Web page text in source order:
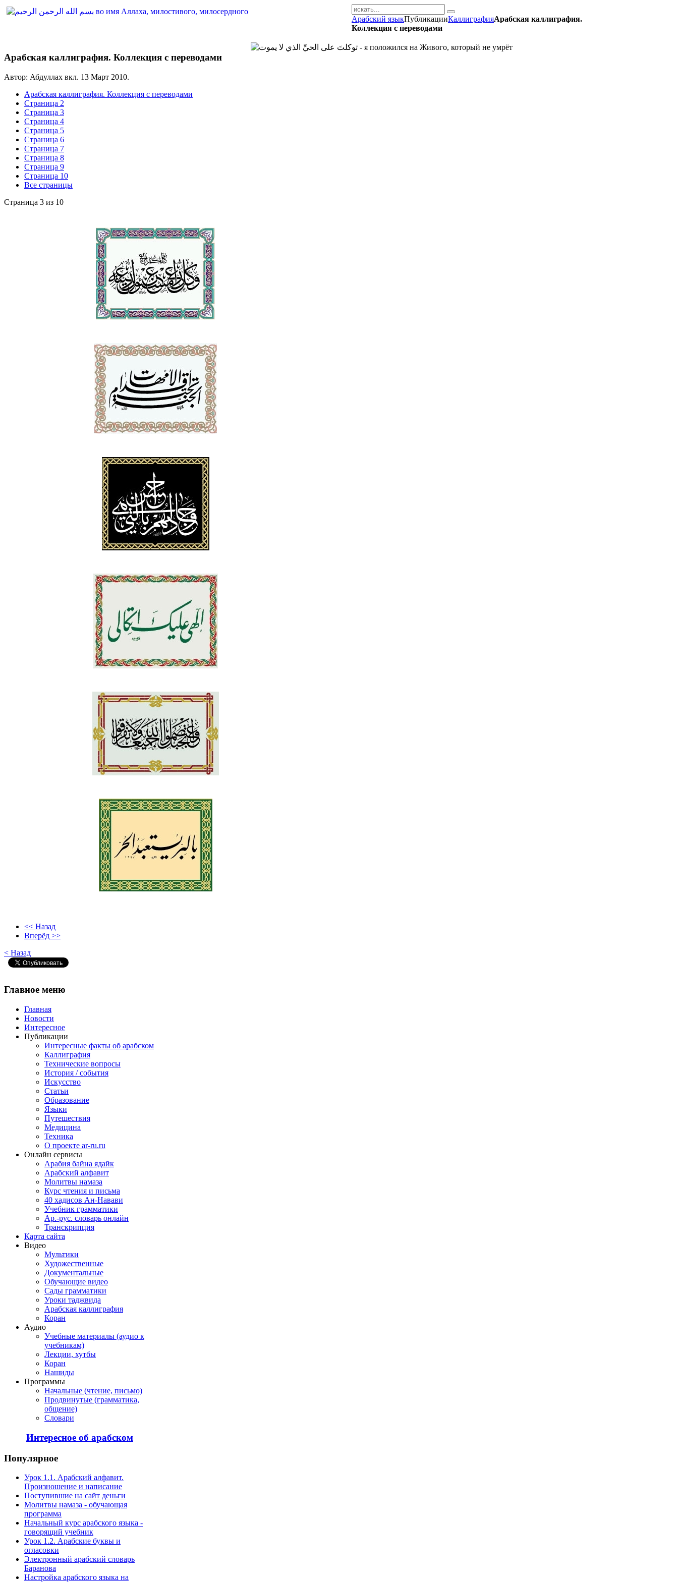
Арабский языкПубликацииКаллиграфияАрабская каллиграфия.
Коллекция с переводами
Арабская каллиграфия. Коллекция с переводами
Автор: Абдуллах вкл. 13 Март 2010.
Арабская каллиграфия. Коллекция с переводами
Страница 2
Страница 3
Страница 4
Страница 5
Страница 6
Страница 7
Страница 8
Страница 9
Страница 10
Все страницы
Страница 3 из 10
<< Назад
Вперёд >>
< Назад
Главное меню
Главная
Новости
Интересное
Публикации
Интересные факты об арабском
Каллиграфия
Технические вопросы
История / события
Искусство
Статьи
Образование
Языки
Путешествия
Медицина
Техника
О проекте ar-ru.ru
Онлайн сервисы
Арабия байна ядайк
Арабский алфавит
Молитвы намаза
Курс чтения и письма
40 хадисов Ан-Навави
Учебник грамматики
Ар.-рус. словарь онлайн
Транскрипция
Карта сайта
Видео
Мультики
Художественные
Документальные
Обучающие видео
Сады грамматики
Уроки таджвида
Арабская каллиграфия
Коран
Аудио
Учебные материалы (аудио к
учебникам)
Лекции, хутбы
Коран
Нашиды
Программы
Начальные (чтение, письмо)
Продвинутые (грамматика,
общение)
Словари
Интересное об арабском
Популярное
Урок 1.1. Арабский алфавит.
Произношение и написание
Поступившие на сайт деньги
Молитвы намаза - обучающая
программа
Начальный курс арабского языка -
говорящий учебник
Урок 1.2. Арабские буквы и
огласовки
Электронный арабский словарь
Баранова
Настройка арабского языка на